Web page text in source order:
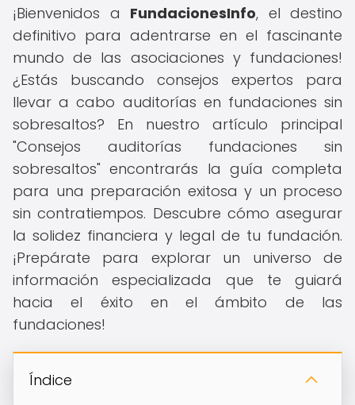
¡Bienvenidos a FundacionesInfo, el destino
definitivo para adentrarse en el fascinante
mundo de las asociaciones y fundaciones!
¿Estás buscando consejos expertos para
llevar a cabo auditorías en fundaciones sin
sobresaltos? En nuestro artículo principal
"Consejos auditorías fundaciones sin
sobresaltos" encontrarás la guía completa
para una preparación exitosa y un proceso
sin contratiempos. Descubre cómo asegurar
la solidez financiera y legal de tu fundación.
¡Prepárate para explorar un universo de
información especializada que te guiará
hacia el éxito en el ámbito de las
fundaciones!
Índice